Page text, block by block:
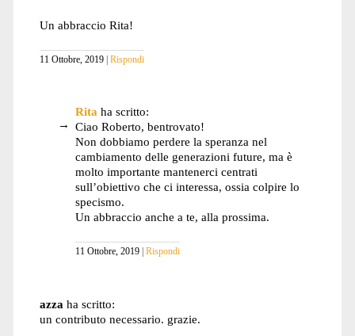
Un abbraccio Rita!
11 Ottobre, 2019 Rispondi
Rita ha scritto:
Ciao Roberto, bentrovato!
Non dobbiamo perdere la speranza nel
cambiamento delle generazioni future, ma è
molto importante mantenerci centrati
sull’obiettivo che ci interessa, ossia colpire lo
specismo.
Un abbraccio anche a te, alla prossima.
11 Ottobre, 2019 Rispondi
azza ha scritto:
un contributo necessario. grazie.